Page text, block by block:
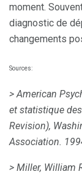
moment.
diagnostic de
changements
Sources:
> American
et statistique
Revision),
Association.
> Miller, William